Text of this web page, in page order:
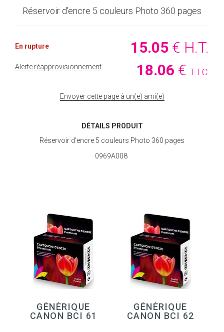
Réservoir d'encre 5 couleurs Photo 360 pages
15.05 € H.T.
18.06 € T.T.C.
En rupture
Alerte réapprovisionnement
Envoyer cette page à un(e) ami(e)
DÉTAILS PRODUIT
Réservoir d'encre 5 couleurs Photo 360 pages
0969A008
GÉNÉRIQUE
CANON BCI 61
GÉNÉRIQUE
CANON BCI 62